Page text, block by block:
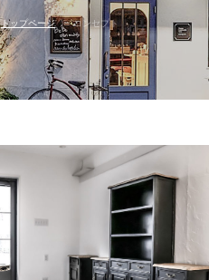
トップページ コンセプト